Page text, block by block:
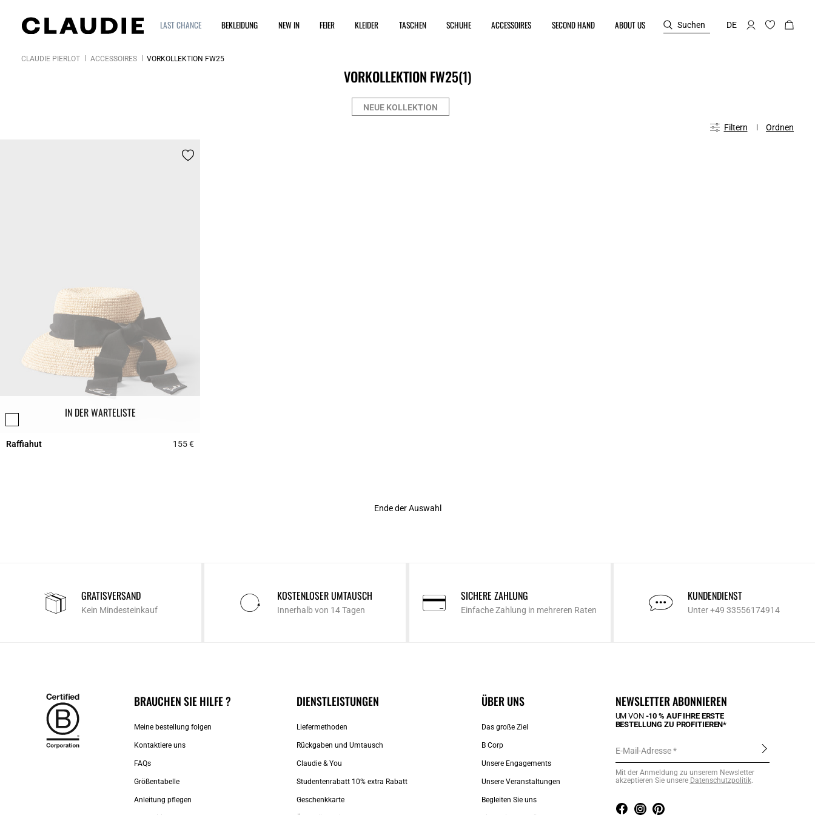
LAST CHANCE BEKLEIDUNG NEW IN FEIER KLEIDER TASCHEN SCHUHE ACCESSOIRES SECOND HAND ABOUT US Suchen DE
CLAUDIE PIERLOT ACCESSOIRES VORKOLLEKTION FW25
VORKOLLEKTION FW25(1)
NEUE KOLLEKTION
Filtern Ordnen
IN DER WARTELISTE
Raffiahut 155 €3,6 out of 5 Customer Rating
Ende der Auswahl
GRATISVERSAND
Kein Mindesteinkauf
KOSTENLOSER UMTAUSCH
Innerhalb von 14 Tagen
SICHERE ZAHLUNG
Einfache Zahlung in mehreren Raten
KUNDENDIENST
Unter +49 33556174914
BRAUCHEN SIE HILFE ?
Meine bestellung folgen
Kontaktiere uns​
FAQs
Größentabelle
Anleitung pflegen
DIENSTLEISTUNGEN
Liefermethoden
Rückgaben und Umtausch
Claudie & You
Studentenrabatt 10% extra Rabatt
Geschenkkarte
ÜBER UNS
Das große Ziel
B Corp
Unsere Engagements
Unsere Veranstaltungen
Begleiten Sie uns
NEWSLETTER ABONNIEREN
UM VON -10 % AUF IHRE ERSTE
BESTELLUNG ZU PROFITIEREN*
E-Mail-Adresse
Mit der Anmeldung zu unserem Newsletter
akzeptieren Sie unsere Datenschutzpolitik.